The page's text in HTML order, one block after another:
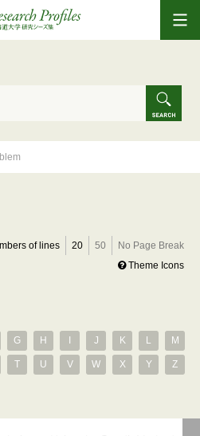
of lines 20 50
No Page Break
Theme Icons
G H J K L M
T U V W X Y Z